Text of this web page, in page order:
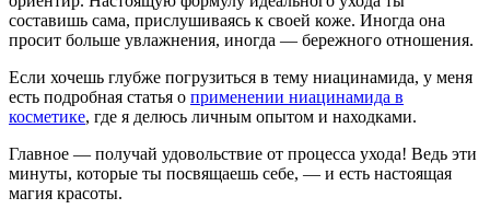
составишь сама, прислушиваясь к своей коже. Иногда она
просит больше увлажнения, иногда — бережного отношения.
Если хочешь глубже погрузиться в тему ниацинамида, у меня
есть подробная статья о применении ниацинамида в
косметике, где я делюсь личным опытом и находками.
Главное — получай удовольствие от процесса ухода! Ведь эти
минуты, которые ты посвящаешь себе, — и есть настоящая
магия красоты.